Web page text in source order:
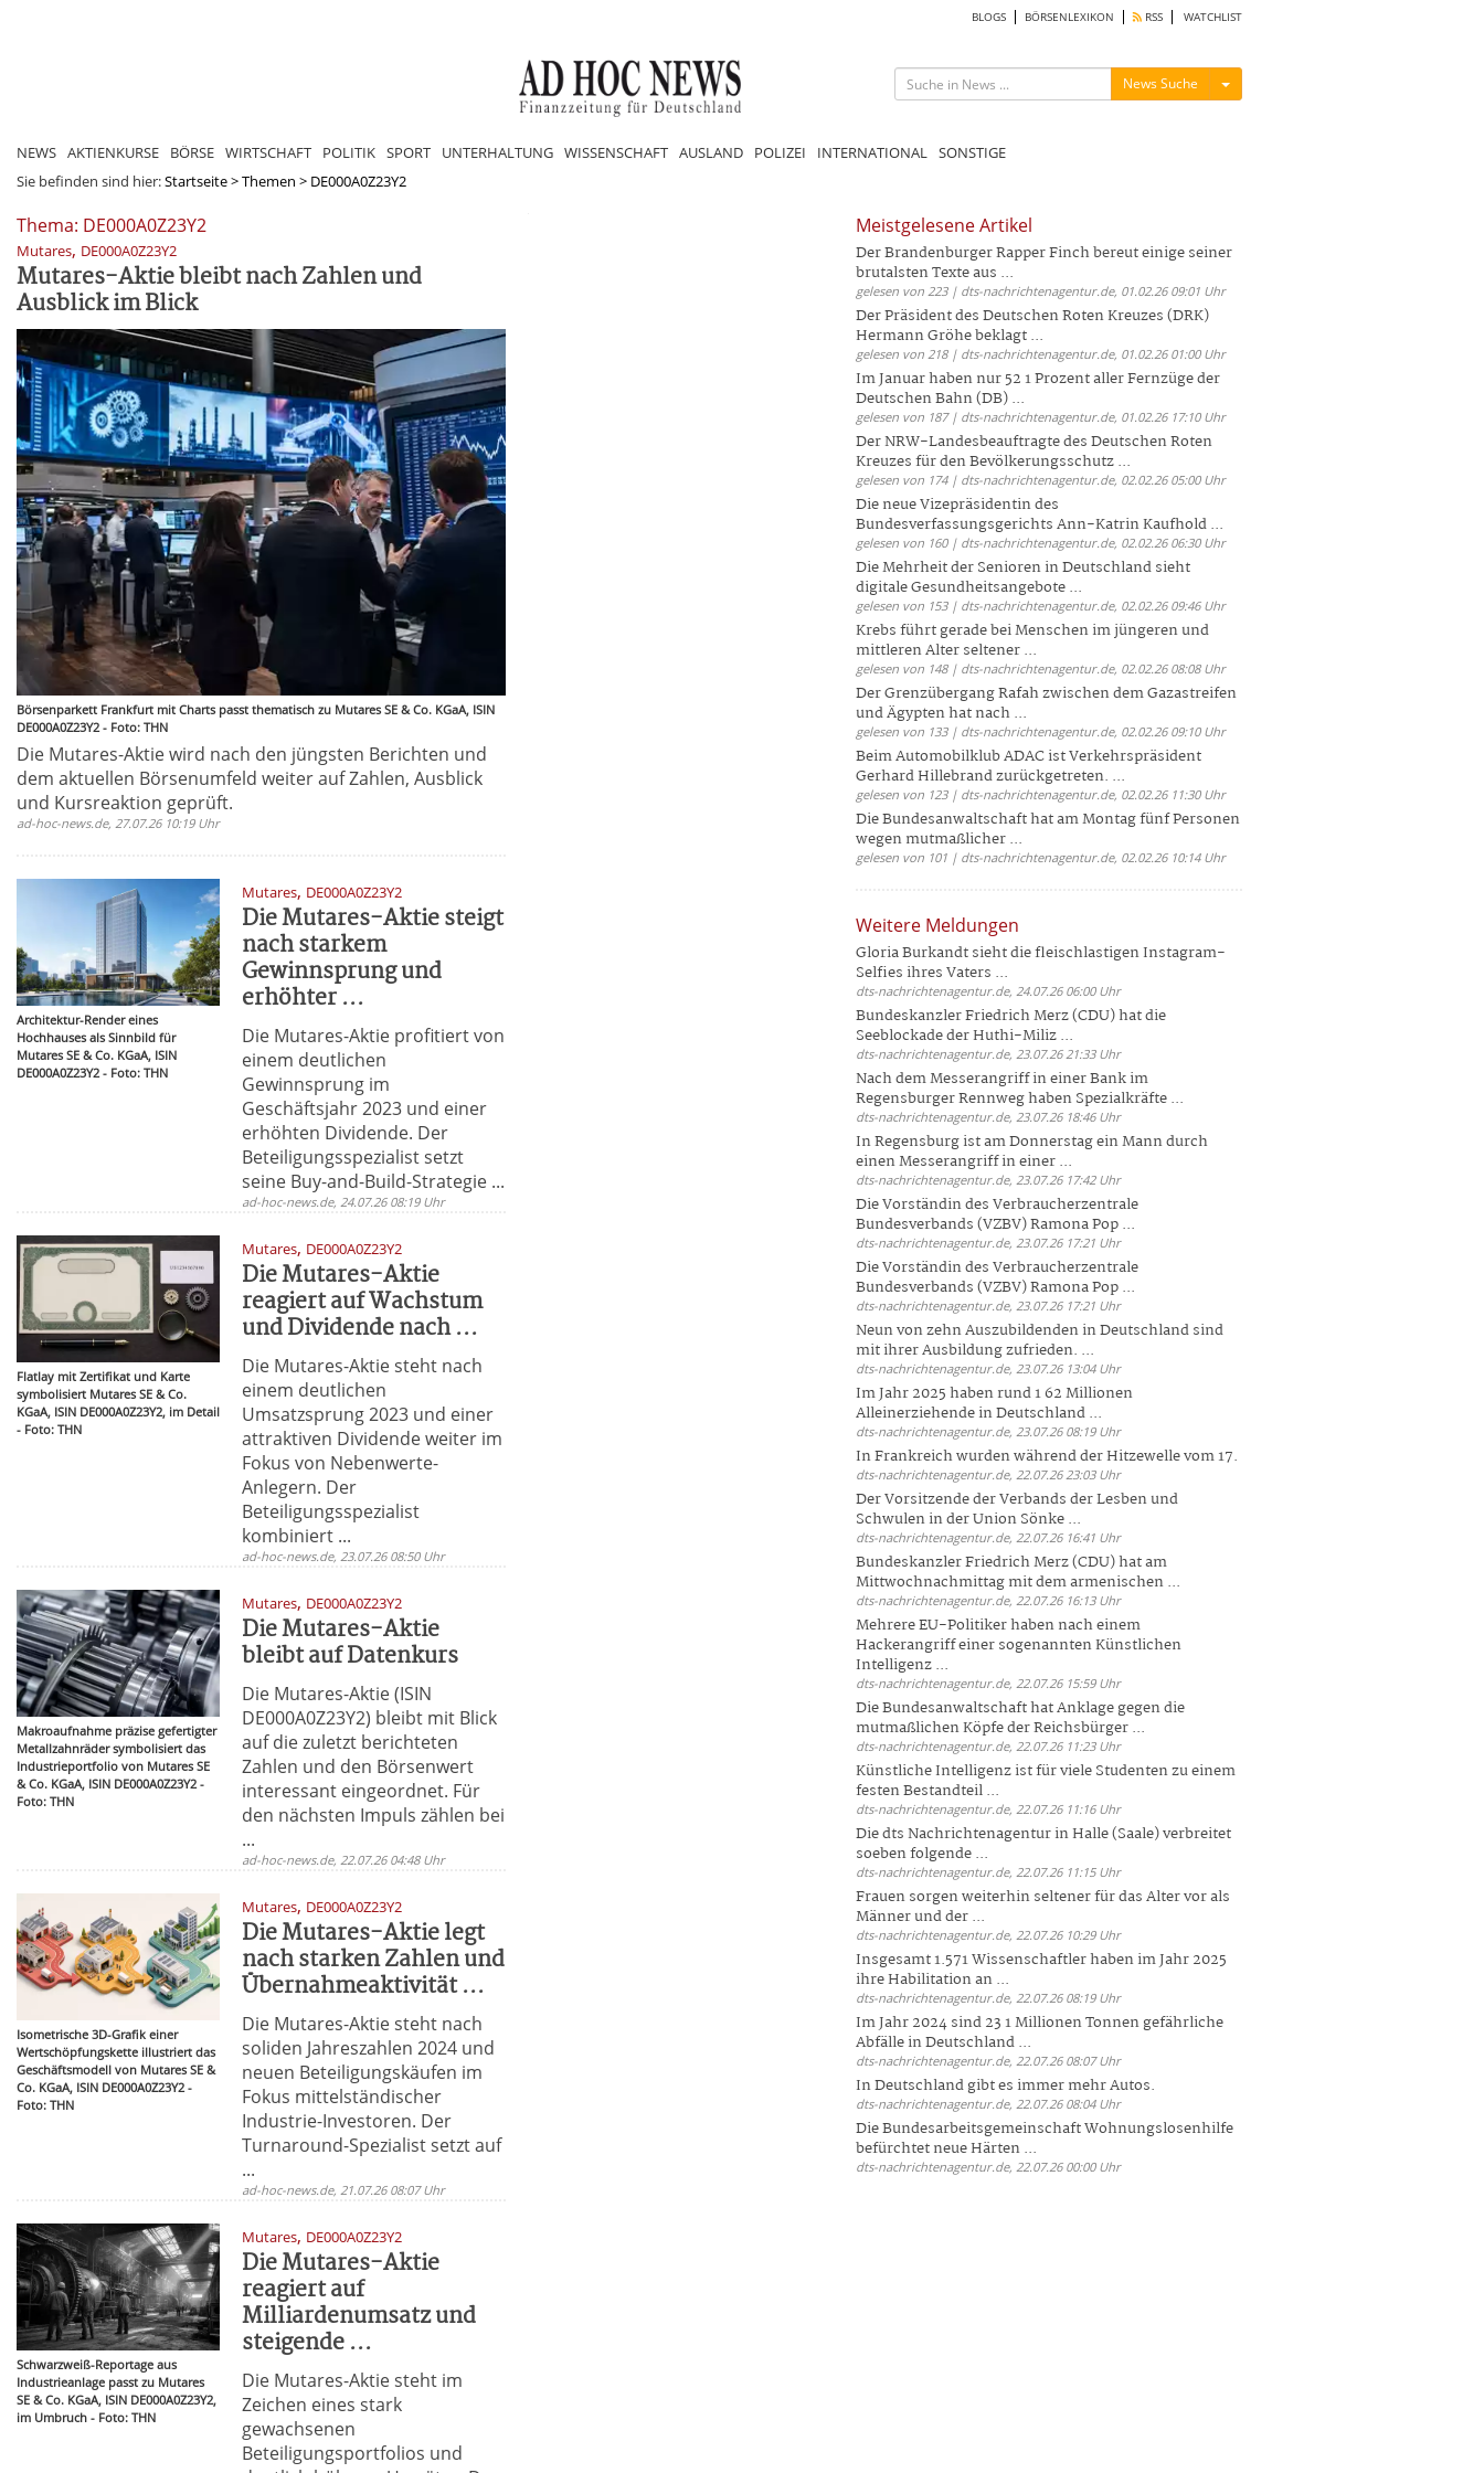
BLOGS BÖRSENLEXIKON RSS WATCHLIST
News Suche Menü ein-/ausblenden
NEWS AKTIENKURSE BÖRSE WIRTSCHAFT POLITIK SPORT UNTERHALTUNG WISSENSCHAFT AUSLAND POLIZEI INTERNATIONAL SONSTIGE
Sie befinden sind hier:Startseite>Themen > DE000A0Z23Y2
Thema: DE000A0Z23Y2
Mutares, DE000A0Z23Y2
Mutares-Aktie bleibt nach Zahlen und
Ausblick im Blick
Börsenparkett Frankfurt mit Charts passt thematisch zu Mutares SE & Co. KGaA, ISIN
DE000A0Z23Y2 - Foto: THN
Die Mutares-Aktie wird nach den jüngsten Berichten und
dem aktuellen Börsenumfeld weiter auf Zahlen, Ausblick
und Kursreaktion geprüft.
ad-hoc-news.de, 27.07.26 10:19 Uhr
Architektur-Render eines
Hochhauses als Sinnbild für
Mutares SE & Co. KGaA, ISIN
DE000A0Z23Y2 - Foto: THN
Mutares, DE000A0Z23Y2
Die Mutares-Aktie steigt
nach starkem
Gewinnsprung und
erhöhter ...
Die Mutares-Aktie profitiert von
einem deutlichen
Gewinnsprung im
Geschäftsjahr 2023 und einer
erhöhten Dividende. Der
Beteiligungsspezialist setzt
seine Buy-and-Build-Strategie ...
ad-hoc-news.de, 24.07.26 08:19 Uhr
Flatlay mit Zertifikat und Karte
symbolisiert Mutares SE & Co.
KGaA, ISIN DE000A0Z23Y2, im Detail
- Foto: THN
Mutares, DE000A0Z23Y2
Die Mutares-Aktie
reagiert auf Wachstum
und Dividende nach ...
Die Mutares-Aktie steht nach
einem deutlichen
Umsatzsprung 2023 und einer
attraktiven Dividende weiter im
Fokus von Nebenwerte-
Anlegern. Der
Beteiligungsspezialist
kombiniert ...
ad-hoc-news.de, 23.07.26 08:50 Uhr
Makroaufnahme präzise gefertigter
Metallzahnräder symbolisiert das
Industrieportfolio von Mutares SE
& Co. KGaA, ISIN DE000A0Z23Y2 -
Foto: THN
Mutares, DE000A0Z23Y2
Die Mutares-Aktie
bleibt auf Datenkurs
Die Mutares-Aktie (ISIN
DE000A0Z23Y2) bleibt mit Blick
auf die zuletzt berichteten
Zahlen und den Börsenwert
interessant eingeordnet. Für
den nächsten Impuls zählen bei
...
ad-hoc-news.de, 22.07.26 04:48 Uhr
Isometrische 3D-Grafik einer
Wertschöpfungskette illustriert das
Geschäftsmodell von Mutares SE &
Co. KGaA, ISIN DE000A0Z23Y2 -
Foto: THN
Mutares, DE000A0Z23Y2
Die Mutares-Aktie legt
nach starken Zahlen und
Übernahmeaktivität ...
Die Mutares-Aktie steht nach
soliden Jahreszahlen 2024 und
neuen Beteiligungskäufen im
Fokus mittelständischer
Industrie-Investoren. Der
Turnaround-Spezialist setzt auf
...
ad-hoc-news.de, 21.07.26 08:07 Uhr
Schwarzweiß-Reportage aus
Industrieanlage passt zu Mutares
SE & Co. KGaA, ISIN DE000A0Z23Y2,
im Umbruch - Foto: THN
Mutares, DE000A0Z23Y2
Die Mutares-Aktie
reagiert auf
Milliardenumsatz und
steigende ...
Die Mutares-Aktie steht im
Zeichen eines stark
gewachsenen
Beteiligungsportfolios und
Meistgelesene Artikel
Der Brandenburger Rapper Finch bereut einige seiner
brutalsten Texte aus ...
gelesen von 223 | dts-nachrichtenagentur.de, 01.02.26 09:01 Uhr
Der Präsident des Deutschen Roten Kreuzes (DRK)
Hermann Gröhe beklagt ...
gelesen von 218 | dts-nachrichtenagentur.de, 01.02.26 01:00 Uhr
Im Januar haben nur 52 1 Prozent aller Fernzüge der
Deutschen Bahn (DB) ...
gelesen von 187 | dts-nachrichtenagentur.de, 01.02.26 17:10 Uhr
Der NRW-Landesbeauftragte des Deutschen Roten
Kreuzes für den Bevölkerungsschutz ...
gelesen von 174 | dts-nachrichtenagentur.de, 02.02.26 05:00 Uhr
Die neue Vizepräsidentin des
Bundesverfassungsgerichts Ann-Katrin Kaufhold ...
gelesen von 160 | dts-nachrichtenagentur.de, 02.02.26 06:30 Uhr
Die Mehrheit der Senioren in Deutschland sieht
digitale Gesundheitsangebote ...
gelesen von 153 | dts-nachrichtenagentur.de, 02.02.26 09:46 Uhr
Krebs führt gerade bei Menschen im jüngeren und
mittleren Alter seltener ...
gelesen von 148 | dts-nachrichtenagentur.de, 02.02.26 08:08 Uhr
Der Grenzübergang Rafah zwischen dem Gazastreifen
und Ägypten hat nach ...
gelesen von 133 | dts-nachrichtenagentur.de, 02.02.26 09:10 Uhr
Beim Automobilklub ADAC ist Verkehrspräsident
Gerhard Hillebrand zurückgetreten. ...
gelesen von 123 | dts-nachrichtenagentur.de, 02.02.26 11:30 Uhr
Die Bundesanwaltschaft hat am Montag fünf Personen
wegen mutmaßlicher ...
gelesen von 101 | dts-nachrichtenagentur.de, 02.02.26 10:14 Uhr
Weitere Meldungen
Gloria Burkandt sieht die fleischlastigen Instagram-
Selfies ihres Vaters ...
dts-nachrichtenagentur.de, 24.07.26 06:00 Uhr
Bundeskanzler Friedrich Merz (CDU) hat die
Seeblockade der Huthi-Miliz ...
dts-nachrichtenagentur.de, 23.07.26 21:33 Uhr
Nach dem Messerangriff in einer Bank im
Regensburger Rennweg haben Spezialkräfte ...
dts-nachrichtenagentur.de, 23.07.26 18:46 Uhr
In Regensburg ist am Donnerstag ein Mann durch
einen Messerangriff in einer ...
dts-nachrichtenagentur.de, 23.07.26 17:42 Uhr
Die Vorständin des Verbraucherzentrale
Bundesverbands (VZBV) Ramona Pop ...
dts-nachrichtenagentur.de, 23.07.26 17:21 Uhr
Die Vorständin des Verbraucherzentrale
Bundesverbands (VZBV) Ramona Pop ...
dts-nachrichtenagentur.de, 23.07.26 17:21 Uhr
Neun von zehn Auszubildenden in Deutschland sind
mit ihrer Ausbildung zufrieden. ...
dts-nachrichtenagentur.de, 23.07.26 13:04 Uhr
Im Jahr 2025 haben rund 1 62 Millionen
Alleinerziehende in Deutschland ...
dts-nachrichtenagentur.de, 23.07.26 08:19 Uhr
In Frankreich wurden während der Hitzewelle vom 17.
dts-nachrichtenagentur.de, 22.07.26 23:03 Uhr
Der Vorsitzende der Verbands der Lesben und
Schwulen in der Union Sönke ...
dts-nachrichtenagentur.de, 22.07.26 16:41 Uhr
Bundeskanzler Friedrich Merz (CDU) hat am
Mittwochnachmittag mit dem armenischen ...
dts-nachrichtenagentur.de, 22.07.26 16:13 Uhr
Mehrere EU-Politiker haben nach einem
Hackerangriff einer sogenannten Künstlichen
Intelligenz ...
dts-nachrichtenagentur.de, 22.07.26 15:59 Uhr
Die Bundesanwaltschaft hat Anklage gegen die
mutmaßlichen Köpfe der Reichsbürger ...
dts-nachrichtenagentur.de, 22.07.26 11:23 Uhr
Künstliche Intelligenz ist für viele Studenten zu einem
festen Bestandteil ...
dts-nachrichtenagentur.de, 22.07.26 11:16 Uhr
Die dts Nachrichtenagentur in Halle (Saale) verbreitet
soeben folgende ...
dts-nachrichtenagentur.de, 22.07.26 11:15 Uhr
Frauen sorgen weiterhin seltener für das Alter vor als
Männer und der ...
dts-nachrichtenagentur.de, 22.07.26 10:29 Uhr
Insgesamt 1.571 Wissenschaftler haben im Jahr 2025
ihre Habilitation an ...
dts-nachrichtenagentur.de, 22.07.26 08:19 Uhr
Im Jahr 2024 sind 23 1 Millionen Tonnen gefährliche
Abfälle in Deutschland ...
dts-nachrichtenagentur.de, 22.07.26 08:07 Uhr
In Deutschland gibt es immer mehr Autos.
dts-nachrichtenagentur.de, 22.07.26 08:04 Uhr
Die Bundesarbeitsgemeinschaft Wohnungslosenhilfe
befürchtet neue Härten ...
dts-nachrichtenagentur.de, 22.07.26 00:00 Uhr